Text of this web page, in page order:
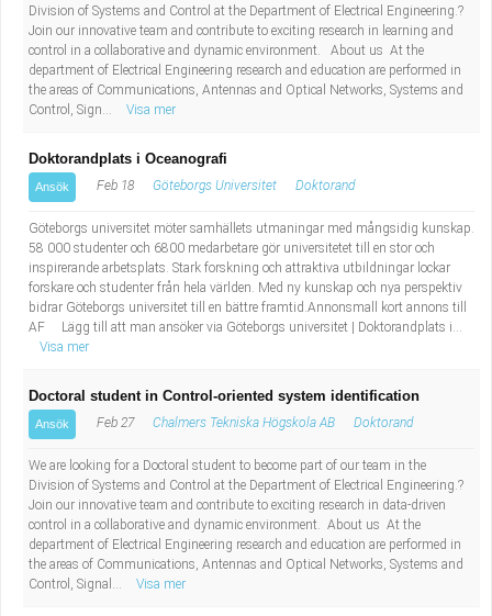
Division of Systems and Control at the Department of Electrical Engineering.?
Join our innovative team and contribute to exciting research in learning and
control in a collaborative and dynamic environment. About us At the
department of Electrical Engineering research and education are performed in
the areas of Communications, Antennas and Optical Networks, Systems and
Control, Sign...
Visa mer
Doktorandplats i Oceanografi
Ansök Feb 18 Göteborgs Universitet Doktorand
Göteborgs universitet möter samhällets utmaningar med mångsidig kunskap.
58 000 studenter och 6800 medarbetare gör universitetet till en stor och
inspirerande arbetsplats. Stark forskning och attraktiva utbildningar lockar
forskare och studenter från hela världen. Med ny kunskap och nya perspektiv
bidrar Göteborgs universitet till en bättre framtid.Annonsmall kort annons till
AF Lägg till att man ansöker via Göteborgs universitet | Doktorandplats i...
Visa mer
Doctoral student in Control-oriented system identification
Ansök Feb 27 Chalmers Tekniska Högskola AB Doktorand
We are looking for a Doctoral student to become part of our team in the
Division of Systems and Control at the Department of Electrical Engineering.?
Join our innovative team and contribute to exciting research in data-driven
control in a collaborative and dynamic environment. About us At the
department of Electrical Engineering research and education are performed in
the areas of Communications, Antennas and Optical Networks, Systems and
Control, Signal...
Visa mer